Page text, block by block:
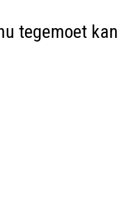
tegemoet kan